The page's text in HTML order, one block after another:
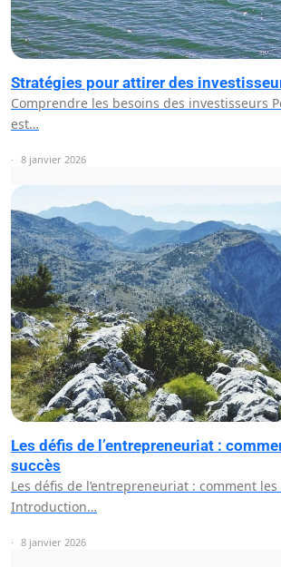
Stratégies pour attirer des
Comprendre les besoins des investisseurs
est…
8 janvier 2026
Les défis de l’entrepreneuriat :
succès
Les défis de l’entrepreneuriat : comment
Introduction…
8 janvier 2026